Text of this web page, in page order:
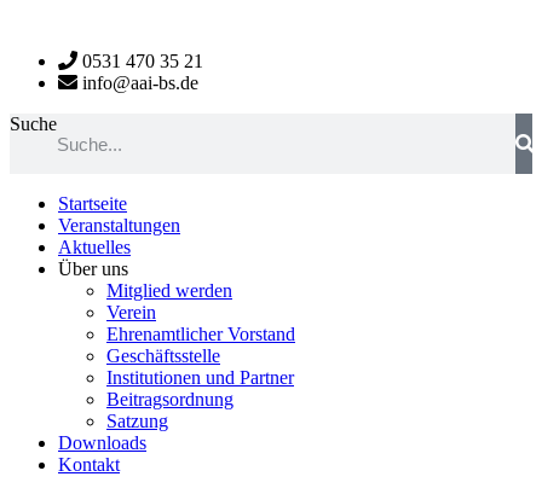
wechseln 0531 470 35 21
info@aai-bs.de
Suche
Startseite
Veranstaltungen
Aktuelles
Über uns
Mitglied werden
Verein
Ehrenamtlicher Vorstand
Geschäftsstelle
Institutionen und Partner
Beitragsordnung
Satzung
Downloads
Kontakt